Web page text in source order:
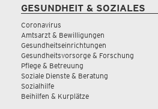
GESUNDHEIT & SOZIALES
Coronavirus
Amtsarzt & Bewilligungen
Gesundheitseinrichtungen
Gesundheitsvorsorge & Forschung
Pflege & Betreuung
Soziale Dienste & Beratung
Sozialhilfe
Beihilfen & Kurplätze